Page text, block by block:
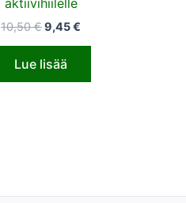
10,50€9,45€
Lue lisää